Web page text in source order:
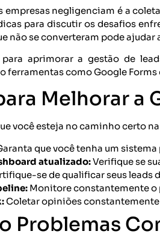
empresas negligenciam é a
para discutir os desafios
não se converteram pode
aprimorar a gestão de
ferramentas como Google Forms
Melhorar a
você esteja no caminho certo
que você tenha um
atualizado:Verifique se
se de qualificar seus leads
Monitore constantemente o
Coletar opiniões
Problemas